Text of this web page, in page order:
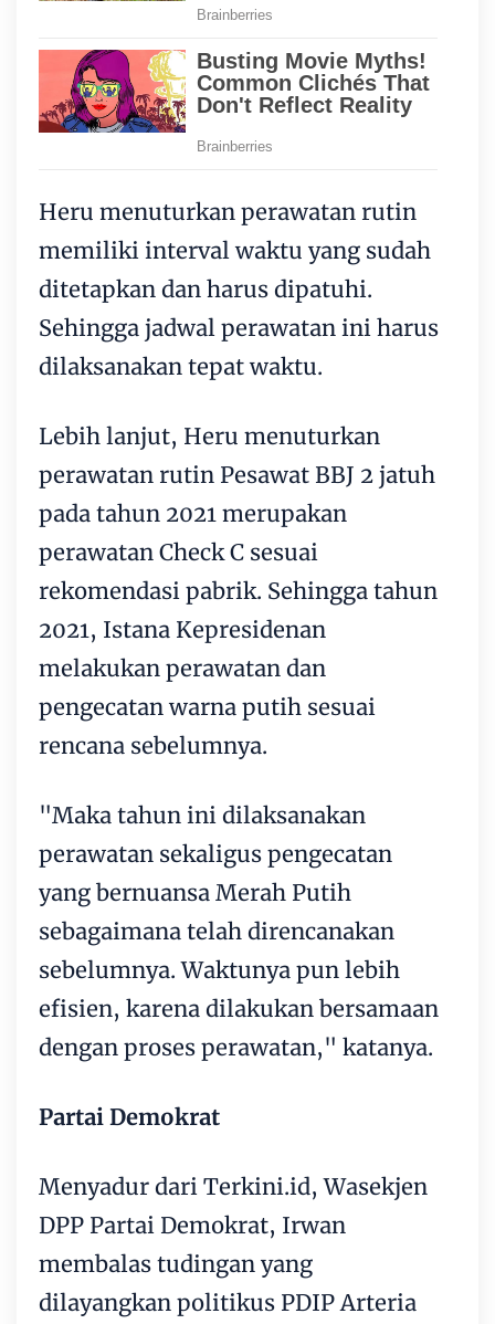
Heru menuturkan perawatan rutin
memiliki interval waktu yang sudah
ditetapkan dan harus dipatuhi.
Sehingga jadwal perawatan ini harus
dilaksanakan tepat waktu.
Lebih lanjut, Heru menuturkan
perawatan rutin Pesawat BBJ 2 jatuh
pada tahun 2021 merupakan
perawatan Check C sesuai
rekomendasi pabrik. Sehingga tahun
2021, Istana Kepresidenan
melakukan perawatan dan
pengecatan warna putih sesuai
rencana sebelumnya.
"Maka tahun ini dilaksanakan
perawatan sekaligus pengecatan
yang bernuansa Merah Putih
sebagaimana telah direncanakan
sebelumnya. Waktunya pun lebih
efisien, karena dilakukan bersamaan
dengan proses perawatan," katanya.
Partai Demokrat
Menyadur dari Terkini.id, Wasekjen
DPP Partai Demokrat, Irwan
membalas tudingan yang
dilayangkan politikus PDIP Arteria